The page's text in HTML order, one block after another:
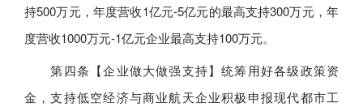
持500万元，年度营收1亿元-5亿元的最高支持300万元，年
度营收1000万元-1亿元企业最高支持100万元。
第四条【企业做大做强支持】统筹用好各级政策资
金，支持低空经济与商业航天企业积极申报现代都市工